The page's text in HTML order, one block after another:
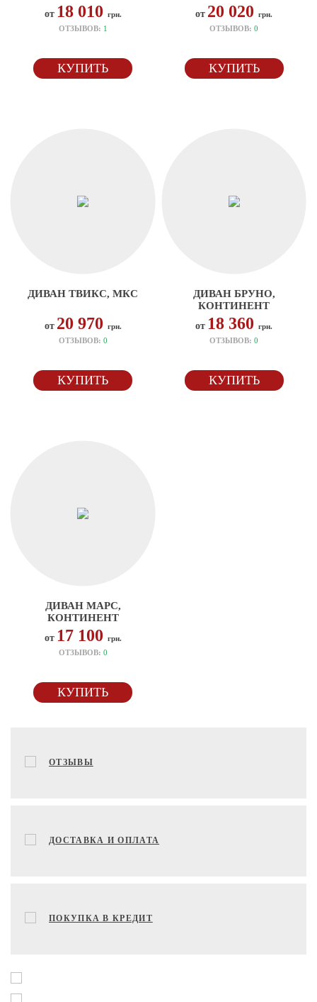
от 18 010 грн.
ОТЗЫВОВ: 1
КУПИТЬ
от 20 020грн.
ОТЗЫВОВ:0
КУПИТЬ
ДИВАН ТВИКС, МКС
от 20 970 грн.
ОТЗЫВОВ: 0
КУПИТЬ
ДИВАН БРУНО,
КОНТИНЕНТ
от 18 360грн.
ОТЗЫВОВ:0
КУПИТЬ
ДИВАН МАРС,
КОНТИНЕНТ
от 17 100 грн.
ОТЗЫВОВ: 0
КУПИТЬ
ОТЗЫВЫ
ДОСТАВКА И ОПЛАТА
ПОКУПКА В КРЕДИТ